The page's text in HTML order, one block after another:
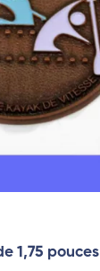
1,75 pouces